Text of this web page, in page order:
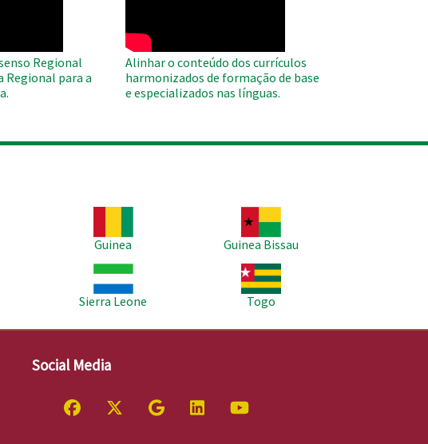
Regional
Regional para a
Alinhar o conteúdo dos currículos
harmonizados de formação de base
e especializados nas línguas.
Guinea
Guinea Bissau
Imagem
Sierra Leone
Imagem
Togo
Social Media